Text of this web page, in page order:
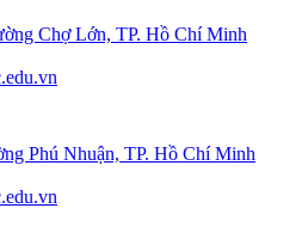
Chợ Lớn, TP. Hồ Chí Minh
Phú Nhuận, TP. Hồ Chí Minh